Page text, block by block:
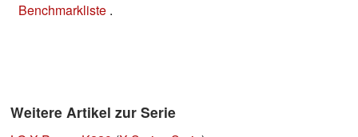
Benchmarkliste .
Weitere Artikel zur Serie